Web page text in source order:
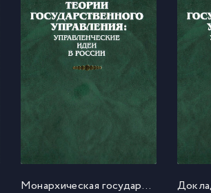
Монархическая государственность (извлечения)